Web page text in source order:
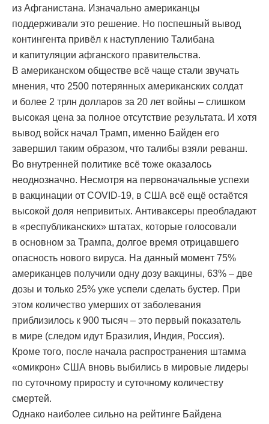
из Афганистана. Изначально американцы
поддерживали это решение. Но поспешный вывод
контингента привёл к наступлению Талибана
и капитуляции афганского правительства.
В американском обществе всё чаще стали звучать
мнения, что 2500 потерянных американских солдат
и более 2 трлн долларов за 20 лет войны – слишком
высокая цена за полное отсутствие результата. И хотя
вывод войск начал Трамп, именно Байден его
завершил таким образом, что талибы взяли реванш.
Во внутренней политике всё тоже оказалось
неоднозначно. Несмотря на первоначальные успехи
в вакцинации от COVID-19, в США всё ещё остаётся
высокой доля непривитых. Антиваксеры преобладают
в «республиканских» штатах, которые голосовали
в основном за Трампа, долгое время отрицавшего
опасность нового вируса. На данный момент 75%
американцев получили одну дозу вакцины, 63% – две
дозы и только 25% уже успели сделать бустер. При
этом количество умерших от заболевания
приблизилось к 900 тысяч – это первый показатель
в мире (следом идут Бразилия, Индия, Россия).
Кроме того, после начала распространения штамма
«омикрон» США вновь выбились в мировые лидеры
по суточному приросту и суточному количеству
смертей.
Однако наиболее сильно на рейтинге Байдена